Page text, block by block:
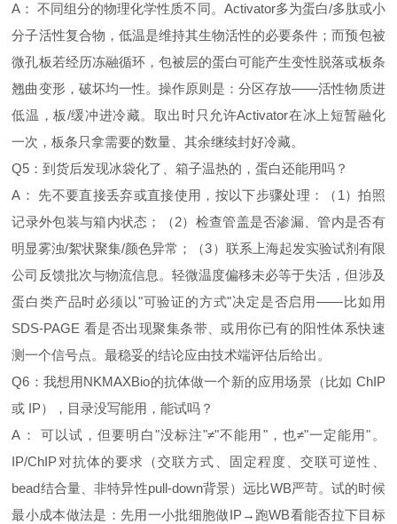
A： 不同组分的物理化学性质不同。Activator多为蛋白/多肽或小
分子活性复合物，低温是维持其生物活性的必要条件；而预包被
微孔板若经历冻融循环，包被层的蛋白可能产生变性脱落或板条
翘曲变形，破坏均一性。操作原则是：分区存放——活性物质进
低温，板/缓冲进冷藏。取出时只允许Activator在冰上短暂融化
一次，板条只拿需要的数量、其余继续封好冷藏。
Q5：到货后发现冰袋化了、箱子温热的，蛋白还能用吗？
A： 先不要直接丢弃或直接使用，按以下步骤处理：（1）拍照
记录外包装与箱内状态；（2）检查管盖是否渗漏、管内是否有
明显雾浊/絮状聚集/颜色异常；（3）联系上海起发实验试剂有限
公司反馈批次与物流信息。轻微温度偏移未必等于失活，但涉及
蛋白类产品时必须以"可验证的方式"决定是否启用——比如用
SDS‑PAGE 看是否出现聚集条带、或用你已有的阳性体系快速
测一个信号点。最稳妥的结论应由技术端评估后给出。
Q6：我想用NKMAXBio的抗体做一个新的应用场景（比如 ChIP
或 IP），目录没写能用，能试吗？
A： 可以试，但要明白"没标注"≠"不能用"，也≠"一定能用"。
IP/ChIP对抗体的要求（交联方式、固定程度、交联可逆性、
bead结合量、非特异性pull‑down背景）远比WB严苛。试的时候
最小成本做法是：先用一小批细胞做IP→跑WB看能否拉下目标